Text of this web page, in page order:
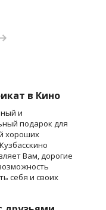
в Кино
и
подарок для
хороших
Вам, дорогие
себя и своих